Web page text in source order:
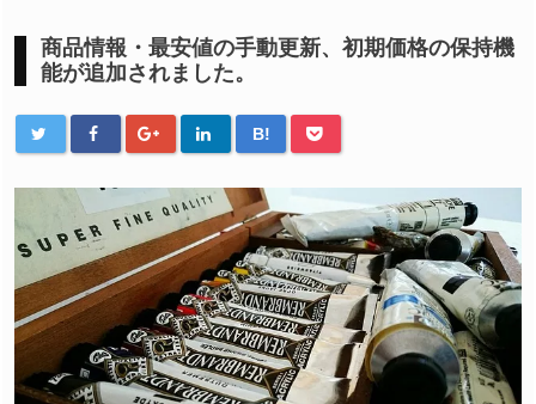
商品情報・最安値の手動更新、初期価格の保持機
能が追加されました。
B!